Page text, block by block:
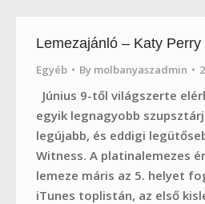
Lemezajánló – Katy Perry
Egyéb By molbanyaszadmin
Június 9-től világszerte
egyik legnagyobb
legújabb, és eddigi
Witness. A platinalemezes
lemeze máris az 5. helyet
iTunes toplistán, az első